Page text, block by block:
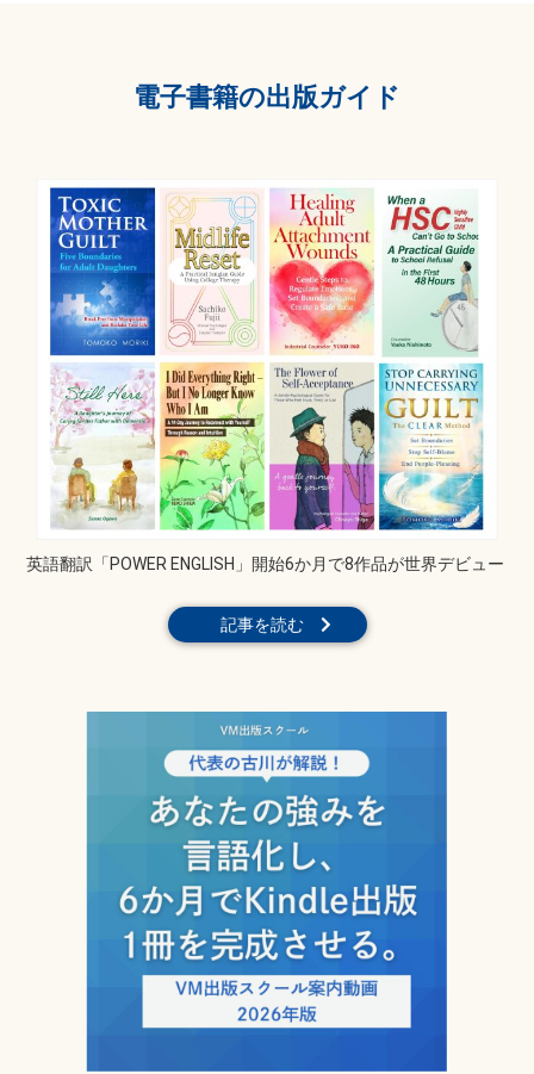
電子書籍の出版ガイド
英語翻訳「POWER ENGLISH」開始6か月で8作品が世界デビュー
記事を読む